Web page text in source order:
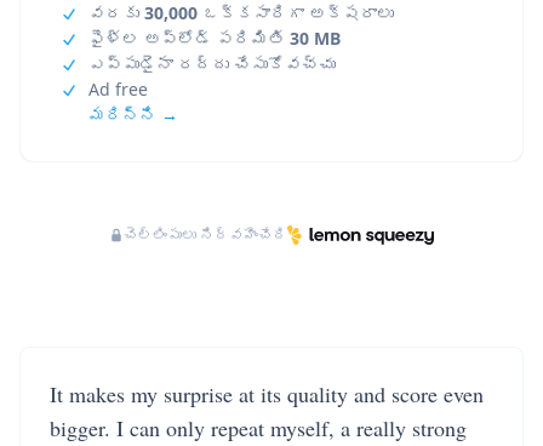
వరకు 30,000 ఒక్కసారిగా అక్షరాలు
ఫైళ్ల అప్‌లోడ్ పరిమితి 30 MB
ఎప్పుడైనా రద్దు చేసుకోవచ్చు
Ad free
మరిన్ని →
చెల్లింపులు నిర్వహించేది
It makes my surprise at its quality and score even
bigger. I can only repeat myself, a really strong